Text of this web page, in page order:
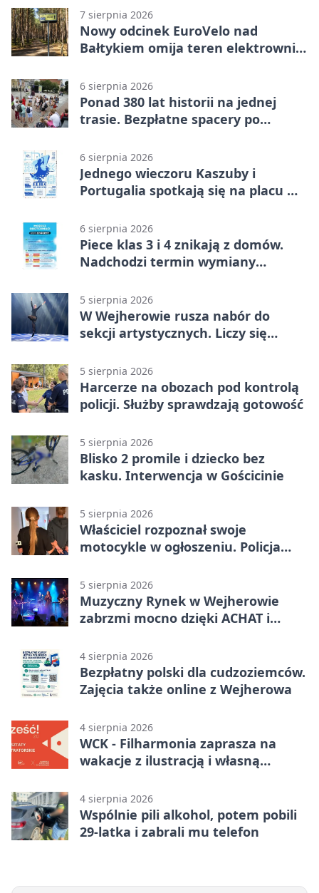
7 sierpnia 2026
Nowy odcinek EuroVelo nad
Bałtykiem omija teren elektrowni
6 sierpnia 2026
Ponad 380 lat historii na jednej
trasie. Bezpłatne spacery po
6 sierpnia 2026
Jednego wieczoru Kaszuby i
Portugalia spotkają się na placu w
6 sierpnia 2026
Piece klas 3 i 4 znikają z domów.
Nadchodzi termin wymiany
5 sierpnia 2026
W Wejherowie rusza nabór do
sekcji artystycznych. Liczy się
5 sierpnia 2026
Harcerze na obozach pod kontrolą
policji. Służby sprawdzają gotowość
5 sierpnia 2026
Blisko 2 promile i dziecko bez
kasku. Interwencja w Gościcinie
5 sierpnia 2026
Właściciel rozpoznał swoje
motocykle w ogłoszeniu. Policja
5 sierpnia 2026
Muzyczny Rynek w Wejherowie
zabrzmi mocno dzięki ACHAT i
4 sierpnia 2026
Bezpłatny polski dla cudzoziemców.
Zajęcia także online z Wejherowa
4 sierpnia 2026
WCK - Filharmonia zaprasza na
wakacje z ilustracją i własną
4 sierpnia 2026
Wspólnie pili alkohol, potem pobili
29-latka i zabrali mu telefon